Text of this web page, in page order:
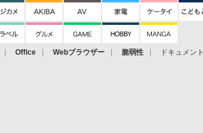
Office Webブラウザー 脆弱性 ドキュメント